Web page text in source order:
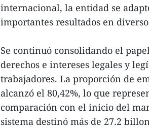
internacional, la entidad se
importantes resultados en
Se continuó consolidando el
derechos e intereses legales y
trabajadores. La proporción de
alcanzó el 80,42%, lo que
comparación con el inicio del
sistema destinó más de 27.2